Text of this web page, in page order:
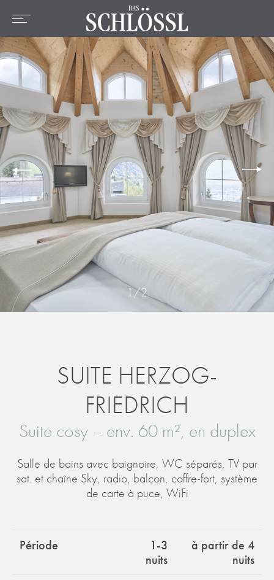
DE EN FR
Home
L'hotel
Chambres et prix
Offres
Emplacement
Bien-être
Culinaire
Activités
1/2
SUITE HERZOG-
FRIEDRICH
Suite cosy – env. 60 m², en duplex
Salle de bains avec baignoire, WC séparés, TV par
sat. et chaîne Sky, radio, balcon, coffre-fort, système
de carte à puce, WiFi
Période
1-3
nuits
à partir de 4
nuits